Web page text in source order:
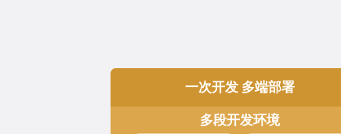
一次开发 多端部署
多段开发环境